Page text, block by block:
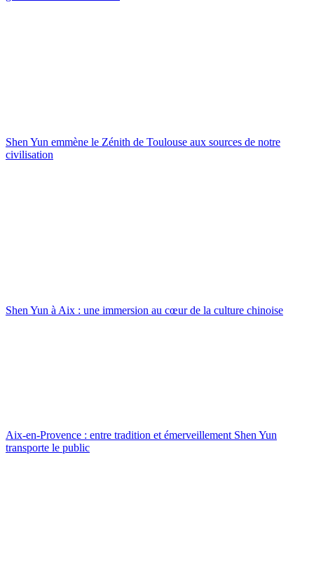
Shen Yun emmène le Zénith de Toulouse aux sources de notre
civilisation
Shen Yun à Aix : une immersion au cœur de la culture chinoise
Aix-en-Provence : entre tradition et émerveillement Shen Yun
transporte le public